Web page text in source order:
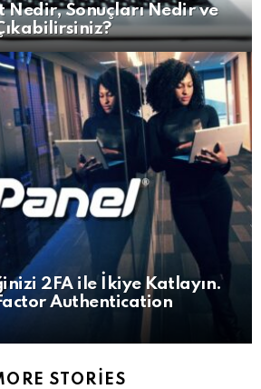
Nedir, Sonuçları Nedir ve
2FA ile İkiye Katlayın.
Authentication
STORIES